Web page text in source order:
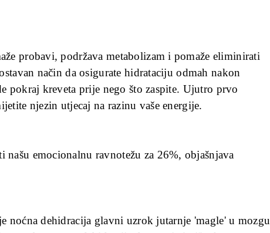
probavi, podržava metabolizam i pomaže eliminirati
način da osigurate hidrataciju odmah nakon
pokraj kreveta prije nego što zaspite. Ujutro prvo
njezin utjecaj na razinu vaše energije.
našu emocionalnu ravnotežu za 26%, objašnjava
noćna dehidracija glavni uzrok jutarnje 'magle' u mozgu